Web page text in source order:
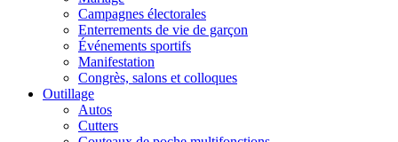
Campagnes électorales
Enterrements de vie de garçon
Événements sportifs
Manifestation
Congrès, salons et colloques
Outillage
Autos
Cutters